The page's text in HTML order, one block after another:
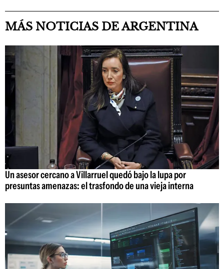
MÁS NOTICIAS DE ARGENTINA
Un asesor cercano a Villarruel quedó bajo la lupa por
presuntas amenazas: el trasfondo de una vieja interna